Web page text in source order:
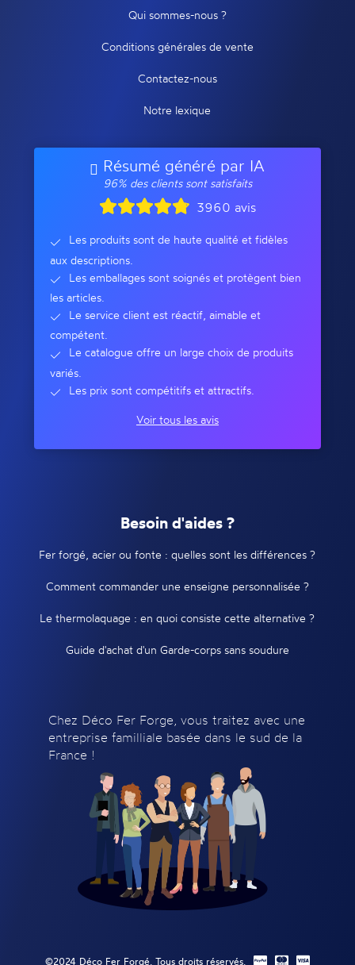
Qui sommes-nous ?
Conditions générales de vente
Contactez-nous
Notre lexique
Résumé généré par IA
96% des clients sont satisfaits
3960 avis
Les produits sont de haute qualité et fidèles
aux descriptions.
Les emballages sont soignés et protègent bien
les articles.
Le service client est réactif, aimable et
compétent.
Le catalogue offre un large choix de produits
variés.
Les prix sont compétitifs et attractifs.
Voir tous les avis
Besoin d'aides ?
Fer forgé, acier ou fonte : quelles sont les différences ?
Comment commander une enseigne personnalisée ?
Le thermolaquage : en quoi consiste cette alternative ?
Guide d'achat d'un Garde-corps sans soudure
Chez Déco Fer Forge, vous traitez avec une
entreprise familliale basée dans le sud de la
France !
©2024 Déco Fer Forgé. Tous droits réservés.